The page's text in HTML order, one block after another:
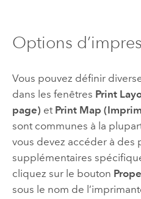
Options
Vous pouvez définir
dans les fenêtres Print
page) et Print Map
sont communes à la
vous devez accéder à des
supplémentaires
cliquez sur le bouton
sous le nom de